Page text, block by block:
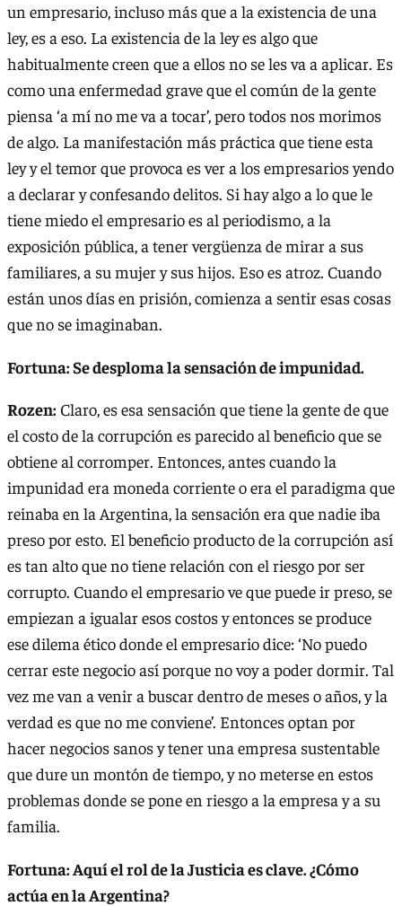
un empresario, incluso más que a la existencia de una
ley, es a eso. La existencia de la ley es algo que
habitualmente creen que a ellos no se les va a aplicar. Es
como una enfermedad grave que el común de la gente
piensa ‘a mí no me va a tocar’, pero todos nos morimos
de algo. La manifestación más práctica que tiene esta
ley y el temor que provoca es ver a los empresarios yendo
a declarar y confesando delitos. Si hay algo a lo que le
tiene miedo el empresario es al periodismo, a la
exposición pública, a tener vergüenza de mirar a sus
familiares, a su mujer y sus hijos. Eso es atroz. Cuando
están unos días en prisión, comienza a sentir esas cosas
que no se imaginaban.
Fortuna: Se desploma la sensación de impunidad.
Rozen:Claro, es esa sensación que tiene la gente de que
el costo de la corrupción es parecido al beneficio que se
obtiene al corromper. Entonces, antes cuando la
impunidad era moneda corriente o era el paradigma que
reinaba en la Argentina, la sensación era que nadie iba
preso por esto. El beneficio producto de la corrupción así
es tan alto que no tiene relación con el riesgo por ser
corrupto. Cuando el empresario ve que puede ir preso, se
empiezan a igualar esos costos y entonces se produce
ese dilema ético donde el empresario dice: ‘No puedo
cerrar este negocio así porque no voy a poder dormir. Tal
vez me van a venir a buscar dentro de meses o años, y la
verdad es que no me conviene’. Entonces optan por
hacer negocios sanos y tener una empresa sustentable
que dure un montón de tiempo, y no meterse en estos
problemas donde se pone en riesgo a la empresa y a su
familia.
Fortuna: Aquí el rol de la Justicia es clave. ¿Cómo
actúa en la Argentina?